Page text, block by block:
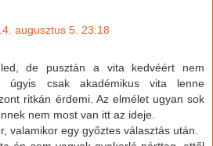
augusztus 5. 23:18
de pusztán a vita kedvéért nem
úgyis csak akadémikus vita lenne
ritkán érdemi. Az elmélet ugyan sok
nem most van itt az ideje.
valamikor egy győztes választás után.